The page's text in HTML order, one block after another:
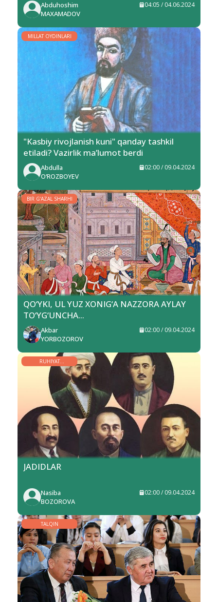
Abduhoshim
MAXAMADOV
04:05 / 04.06.2024
MILLAT OYDINLARI
"Kasbiy rivojlanish kuni" qanday tashkil
etiladi? Vazirlik ma’lumot berdi
Abdulla
O‘ROZBOYEV
02:00 / 09.04.2024
BIR G‘AZAL SHARHI
QO‘YKI, UL YUZ XONIG‘A NAZZORA AYLAY
TO‘YG‘UNCHA...
Akbar
YORBOZOROV
02:00 / 09.04.2024
RUHIYAT
MANZARALARI
JADIDLAR
Nasiba
BOZOROVA
02:00 / 09.04.2024
TALQIN